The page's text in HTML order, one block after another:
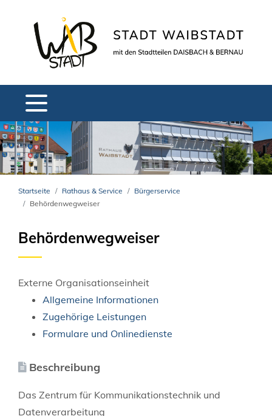
Startseite Rathaus & Service
Bürgerservice
Behördenwegweiser
Behördenwegweiser
Externe Organisationseinheit
Allgemeine Informationen
Zugehörige Leistungen
Formulare und Onlinedienste
Beschreibung
Das Zentrum für Kommunikationstechnik und
Datenverarbeitung